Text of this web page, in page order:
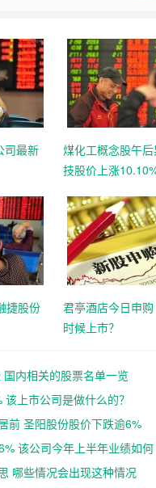
司最新
煤化工概念股午
技股价上涨
捷股份
君亭酒店今日申
时候上市？
内相关的股票名单一览
上市公司是做什么的？
前 圣阳股份股价下跌逾6%
该公司今年上半年业绩如何
哪些情况会出现这种情况